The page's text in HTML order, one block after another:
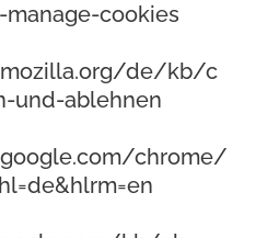
cookies
de/kb/c
und-ablehnen
chrome/